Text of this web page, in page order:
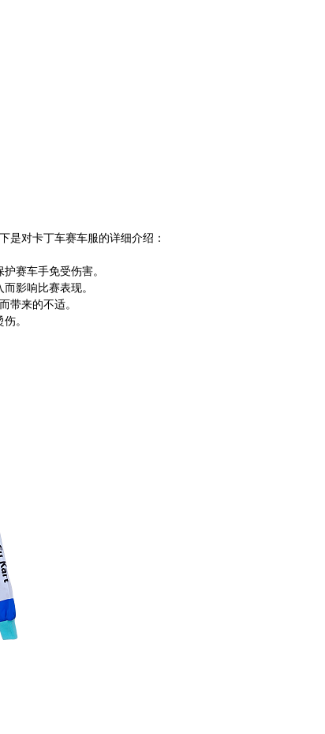
是对卡丁车赛车服的详细介绍：
赛车手免受伤害。
影响比赛表现。
来的不适。
。